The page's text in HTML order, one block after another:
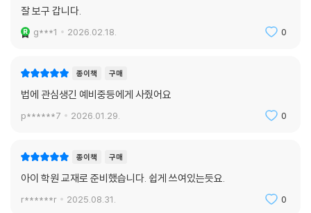
잘 보구 갑니다.
g***1 2026.02.18. 0
종이책 구매
법에 관심생긴 예비중등에게 사줬어요
p******7 2026.01.29. 0
종이책 구매
아이 학원 교재로 준비했습니다. 쉽게 쓰여있는듯요.
r******r 2025.08.31. 0